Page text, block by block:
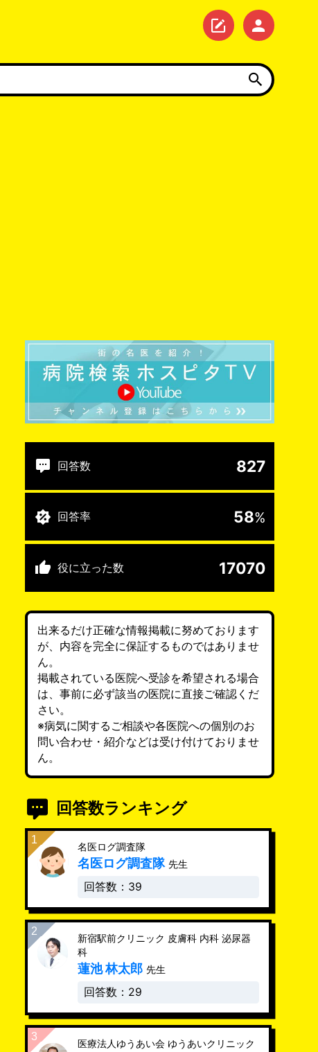
回答数 827
回答率 58%
役に立った数 17070
出来るだけ正確な情報掲載に努めております
が、内容を完全に保証するものではありませ
ん。
掲載されている医院へ受診を希望される場合
は、事前に必ず該当の医院に直接ご確認くだ
さい。
※病気に関するご相談や各医院への個別のお
問い合わせ・紹介などは受け付けておりませ
ん。
回答数ランキング
名医ログ調査隊
名医ログ調査隊 先生
回答数：39
新宿駅前クリニック 皮膚科 内科 泌尿器
科
蓮池 林太郎 先生
回答数：29
医療法人ゆうあい会 ゆうあいクリニック